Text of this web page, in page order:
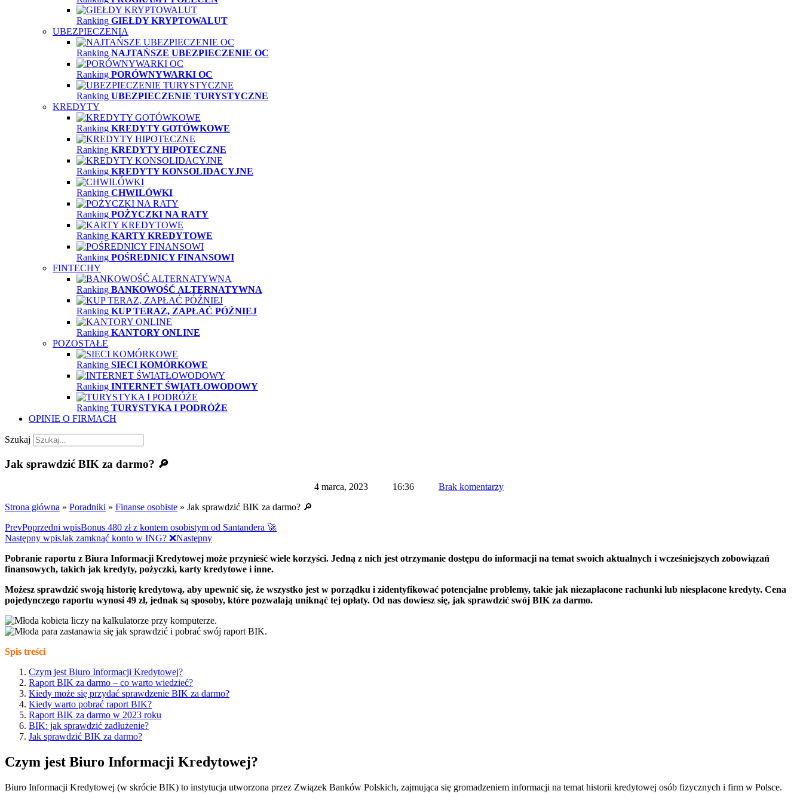
Ranking GIEŁDY KRYPTOWALUT
UBEZPIECZENIA
Ranking NAJTAŃSZE UBEZPIECZENIE OC
Ranking PORÓWNYWARKI OC
Ranking UBEZPIECZENIE TURYSTYCZNE
KREDYTY
Ranking KREDYTY GOTÓWKOWE
Ranking KREDYTY HIPOTECZNE
Ranking KREDYTY KONSOLIDACYJNE
Ranking CHWILÓWKI
Ranking POŻYCZKI NA RATY
Ranking KARTY KREDYTOWE
Ranking POŚREDNICY FINANSOWI
FINTECHY
Ranking BANKOWOŚĆ ALTERNATYWNA
Ranking KUP TERAZ, ZAPŁAĆ PÓŹNIEJ
Ranking KANTORY ONLINE
POZOSTAŁE
Ranking SIECI KOMÓRKOWE
Ranking INTERNET ŚWIATŁOWODOWY
Ranking TURYSTYKA I PODRÓŻE
OPINIE O FIRMACH
Szukaj
Jak sprawdzić BIK za darmo? 🔎
4 marca, 2023 16:36
Brak komentarzy
Strona główna » Poradniki » Finanse osobiste » Jak sprawdzić BIK za darmo? 🔎
PrevPoprzedni wpisBonus 480 zł z kontem osobistym od Santandera 🚀
Następny wpisJak zamknąć konto w ING? ❌Następny
Pobranie raportu z Biura Informacji Kredytowej może przynieść wiele korzyści. Jedną z nich jest otrzymanie dostępu do informacji na temat swoich aktualnych i wcześniejszych zobowiązań
finansowych, takich jak kredyty, pożyczki, karty kredytowe i inne.
Możesz sprawdzić swoją historię kredytową, aby upewnić się, że wszystko jest w porządku i zidentyfikować potencjalne problemy, takie jak niezapłacone rachunki lub niespłacone kredyty. Cena
pojedynczego raportu wynosi 49 zł, jednak są sposoby, które pozwalają uniknąć tej opłaty. Od nas dowiesz się, jak sprawdzić swój BIK za darmo.
Spis treści
Czym jest Biuro Informacji Kredytowej?
Raport BIK za darmo – co warto wiedzieć?
Kiedy może się przydać sprawdzenie BIK za darmo?
Kiedy warto pobrać raport BIK?
Raport BIK za darmo w 2023 roku
BIK: jak sprawdzić zadłużenie?
Jak sprawdzić BIK za darmo?
Czym jest Biuro Informacji Kredytowej?
Biuro Informacji Kredytowej (w skrócie BIK) to instytucja utworzona przez Związek Banków Polskich, zajmująca się gromadzeniem informacji na temat historii kredytowej osób fizycznych i firm w Polsce.